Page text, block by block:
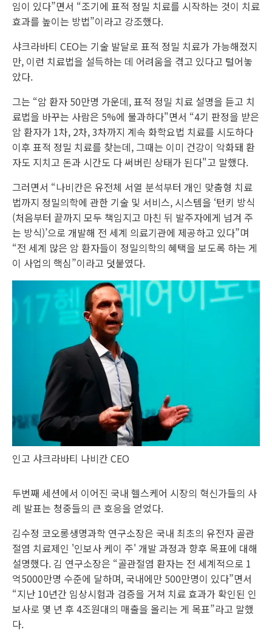
임이 있다”면서 “조기에 표적 정밀 치료를 시작하는 것이 치료
효과를 높이는 방법”이라고 강조했다.
샤크라바티 CEO는 기술 발달로 표적 정밀 치료가 가능해졌지
만, 이런 치료법을 설득하는 데 어려움을 겪고 있다고 털어놓
았다.
그는 “암 환자 50만명 가운데, 표적 정밀 치료 설명을 듣고 치
료법을 바꾸는 사람은 5%에 불과하다"면서 “4기 판정을 받은
암 환자가 1차, 2차, 3차까지 계속 화학요법 치료를 시도하다
이후 표적 정밀 치료를 찾는데, 그때는 이미 건강이 악화돼 환
자도 지치고 돈과 시간도 다 써버린 상태가 된다"고 말했다.
그러면서 “나비칸은 유전체 서열 분석부터 개인 맞춤형 치료
법까지 정밀의학에 관한 기술 및 서비스, 시스템을 ‘턴키 방식
(처음부터 끝까지 모두 책임지고 마친 뒤 발주자에게 넘겨 주
는 방식)’으로 개발해 전 세계 의료기관에 제공하고 있다”며
“전 세계 많은 암 환자들이 정밀의학의 혜택을 보도록 하는 게
이 사업의 핵심”이라고 덧붙였다.
인고 샤크라바티 나비칸 CEO
두번째 세션에서 이어진 국내 헬스케어 시장의 혁신가들의 사
례 발표는 청중들의 큰 호응을 얻었다.
김수정 코오롱생명과학 연구소장은 국내 최초의 유전자 골관
절염 치료제인 '인보사 케이 주' 개발 과정과 향후 목표에 대해
설명했다. 김 연구소장은 “골관절염 환자는 전 세계적으로 1
억5000만명 수준에 달하며, 국내에만 500만명이 있다”면서
“지난 10년간 임상시험과 검증을 거쳐 치료 효과가 확인된 인
보사로 몇 년 후 4조원대의 매출을 올리는 게 목표”라고 말했
다.